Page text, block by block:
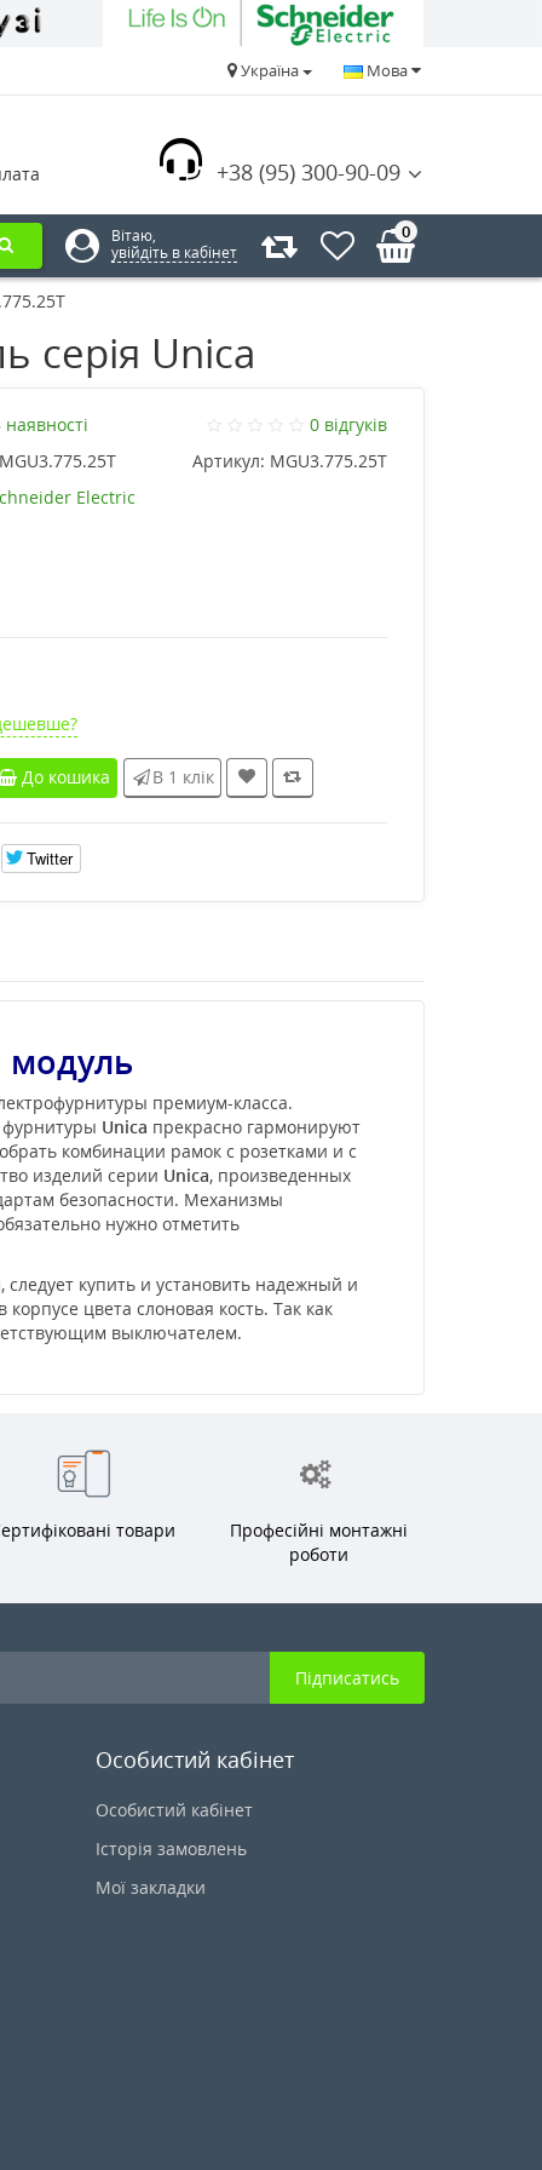
Мова
Україна
+38 (95) 300-90-09
Вітаю,
увійдіть в кабінет
0
серія Unica
0 відгуків
Артикул: MGU3.775.25T
Electric
До кошика В 1 клік
Twitter
модуль
премиум-класса.
Unica прекрасно гармонируют
комбинации рамок с розетками и с
изделий серии Unica, произведенных
безопасности. Механизмы
нужно отметить
купить и установить надежный и
цвета слоновая кость. Так как
выключателем.
товари
Професійні монтажні
роботи
Підписатись
Особистий кабінет
Особистий кабінет
Історія замовлень
Мої закладки